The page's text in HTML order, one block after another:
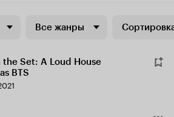
Все жанры
the Set: A Loud House
BTS